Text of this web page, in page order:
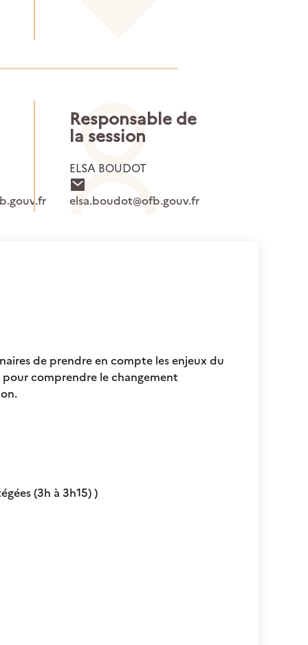
Responsable de
la session
ELSA BOUDOT
elsa.boudot@ofb.gouv.fr
de prendre en compte les enjeux du
comprendre le changement
(3h à 3h15) )